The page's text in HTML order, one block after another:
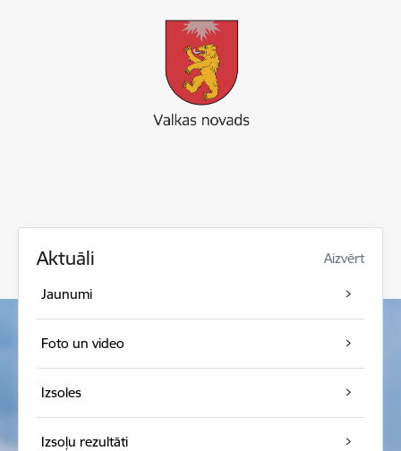
Aktuāli Aizvērt
Jaunumi
Foto un video
Izsoles
Izsoļu rezultāti